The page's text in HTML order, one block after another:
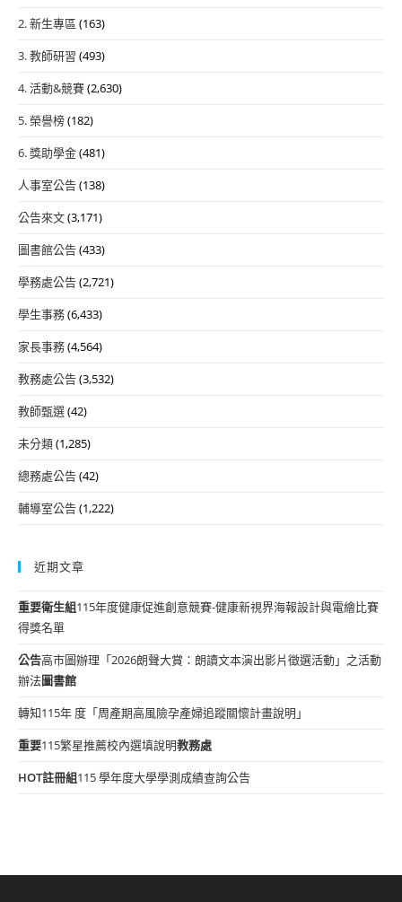
2. 新生專區 (163)
3. 教師研習 (493)
4. 活動&競賽(2,630)
5. 榮譽榜(182)
6. 獎助學金(481)
人事室公告(138)
公告來文(3,171)
圖書館公告(433)
學務處公告(2,721)
學生事務(6,433)
家長事務(4,564)
教務處公告(3,532)
教師甄選(42)
未分類(1,285)
總務處公告(42)
輔導室公告(1,222)
近期文章
重要衛生組115年度健康促進創意競賽-健康新視界海報設計與電繪比賽
得獎名單
公告高市圖辦理「2026朗聲大賞：朗讀文本演出影片徵選活動」之活動
辦法圖書館
轉知115年 度「周產期高風險孕產婦追蹤關懷計畫說明」
重要115繁星推薦校內選填說明教務處
HOT註冊組115 學年度大學學測成績查詢公告